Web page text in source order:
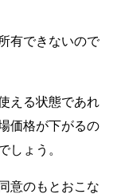
有できないので
える状態であれ
価格が下がるの
しょう。
意のもとおこな